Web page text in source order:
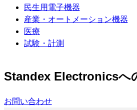
民生用電子機器
産業・オートメーション機器
医療
試験・計測
Standex Electronicsへ
お問い合わせ